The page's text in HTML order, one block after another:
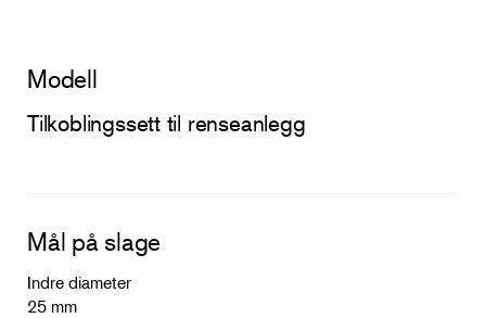
Modell
Tilkoblingssett til renseanlegg
Mål på slage
Indre diameter
25 mm